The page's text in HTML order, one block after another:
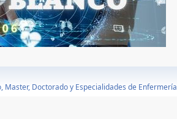
Master, Doctorado y Especialidades de Enfermería